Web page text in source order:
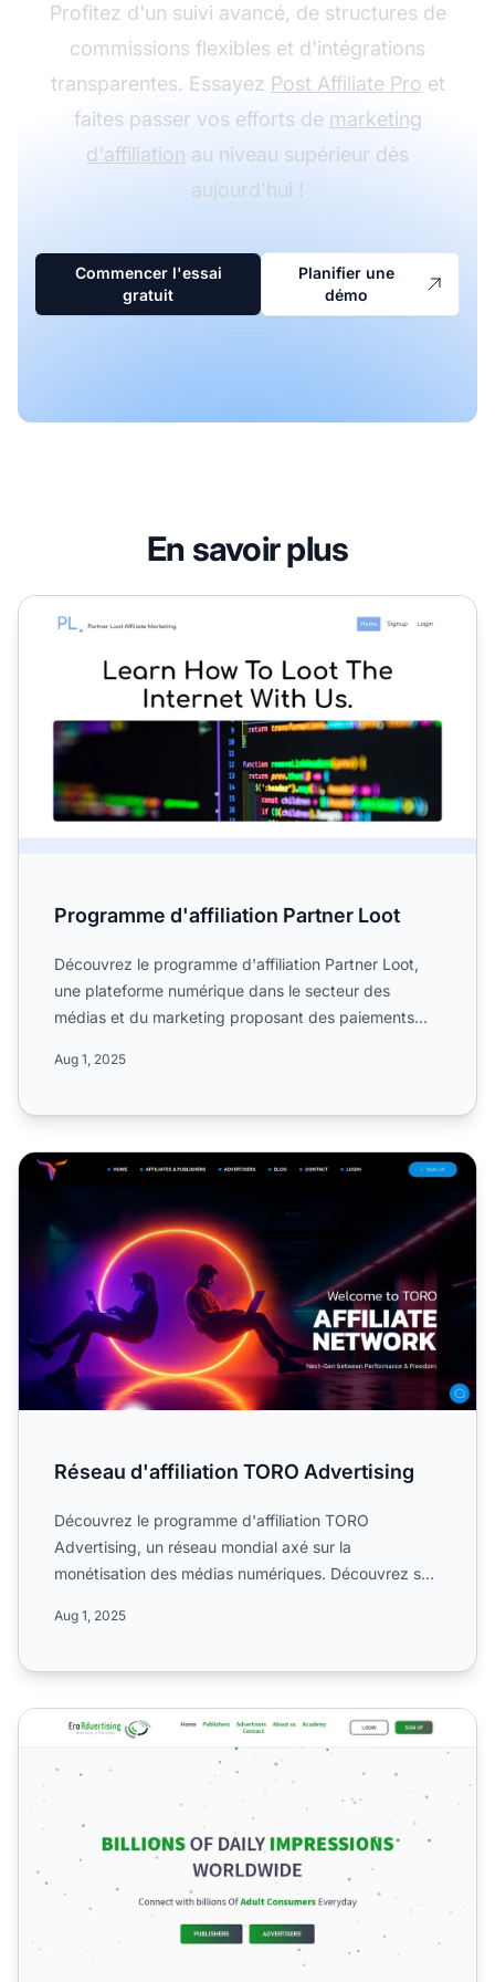
Profitez d'un suivi avancé, de structures de
commissions flexibles et d'intégrations
transparentes. Essayez Post Affiliate Pro et
faites passer vos efforts de marketing
d'affiliation au niveau supérieur dès
aujourd'hui !
Commencer l'essai
gratuit
Planifier une
démo
En savoir plus
Programme d'affiliation Partner Loot
Programme d'affiliation Partner Loot
Découvrez le programme d'affiliation Partner Loot,
une plateforme numérique dans le secteur des
médias et du marketing proposant des paiements
Aug 1, 2025
Réseau d'affiliation TORO Advertising
Réseau d'affiliation TORO Advertising
Découvrez le programme d'affiliation TORO
Advertising, un réseau mondial axé sur la
monétisation des médias numériques. Découvrez sa
Aug 1, 2025
Programme d'affiliation EroAdvertising